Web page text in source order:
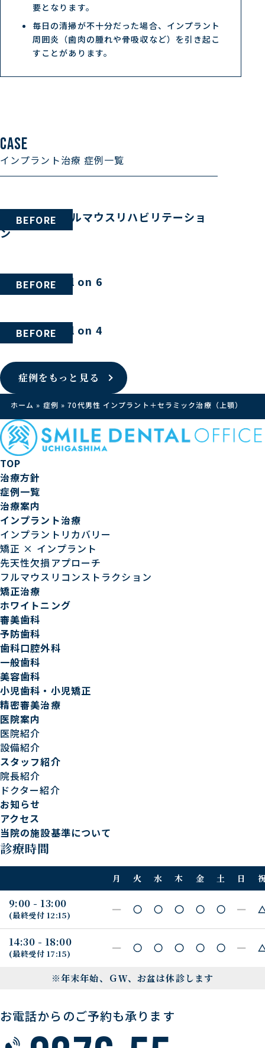
要となります。
毎日の清掃が不十分だった場合、インプラント
周囲炎（歯肉の腫れや骨吸収など）を引き起こ
すことがあります。
CASE
インプラント治療 症例一覧
BEFORE
70代女性 フルマウスリハビリテーショ
ン
BEFORE
40代男性 All on 6
BEFORE
70代女性 All on 4
症例をもっと見る
ホーム » 症例 »70代男性 インプラント＋セラミック治療（上顎）
TOP
治療方針
症例一覧
治療案内
インプラント治療
インプラントリカバリー
矯正 × インプラント
先天性欠損アプローチ
フルマウスリコンストラクション
矯正治療
ホワイトニング
審美歯科
予防歯科
歯科口腔外科
一般歯科
美容歯科
小児歯科・小児矯正
精密審美治療
医院案内
医院紹介
設備紹介
スタッフ紹介
院長紹介
ドクター紹介
お知らせ
アクセス
当院の施設基準について
診療時間
月 火 水 木 金 土 日
9:00 - 13:00
(最終受付 12:15)
14:30 - 18:00
(最終受付 17:15)
※年末年始、ＧＷ、お盆は休診します
お電話からのご予約も承ります